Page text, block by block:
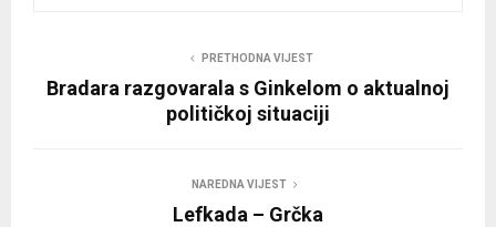
PRETHODNA VIJEST
Bradara razgovarala s Ginkelom o aktualnoj
političkoj situaciji
NAREDNA VIJEST
Lefkada – Grčka